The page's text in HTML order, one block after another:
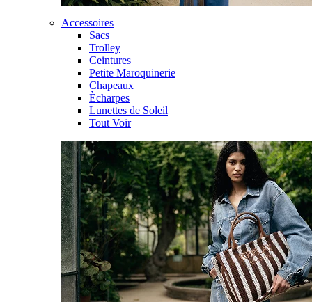
Accessoires
Sacs
Trolley
Ceintures
Petite Maroquinerie
Chapeaux
Ècharpes
Lunettes de Soleil
Tout Voir